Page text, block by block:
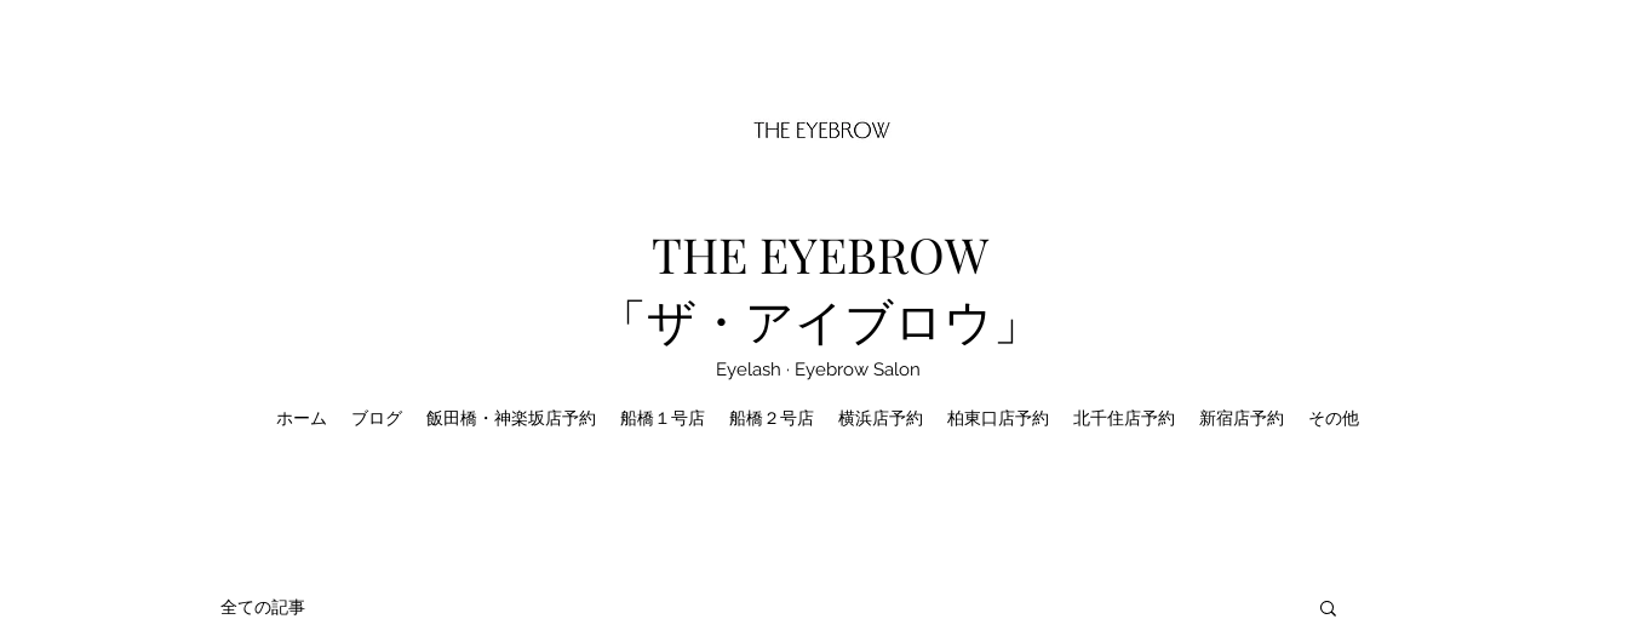
THE EYEBROW
「ザ・アイブロウ」
Eyelash · Eyebrow Salon
ホーム ブログ 飯田橋・神楽坂店予約 船橋１号店 船橋２号店 横浜店予約 柏東口店予約 北千住店予約 新宿店予約 その他
全ての記事